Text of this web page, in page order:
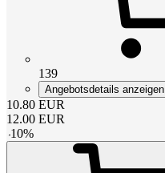
139
Angebotsdetails anzeigen
10.80 EUR
12.00 EUR
-10%